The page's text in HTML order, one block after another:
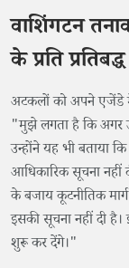
वाशिंगटन
के प्रति प्रतिबद्ध
अटकलों को अपने एजेंडे
"मुझे लगता है कि अगर
उन्होंने यह भी बताया
आधिकारिक सूचना नहीं
के बजाय कूटनीतिक
इसकी सूचना नहीं दी
शुरू कर देंगे।"